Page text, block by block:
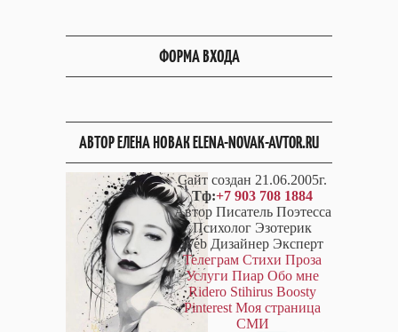
ФОРМА ВХОДА
АВТОР ЕЛЕНА НОВАК ELENA-NOVAK-AVTOR.RU
Сайт создан 21.06.2005г.
Тф:+7 903 708 1884
Автор Писатель Поэтесса
Психолог Эзотерик
Web Дизайнер Эксперт
Телеграм Стихи Проза
Услуги Пиар Обо мне
Ridero Stihirus Boosty
Pinterest Моя страница
СМИ